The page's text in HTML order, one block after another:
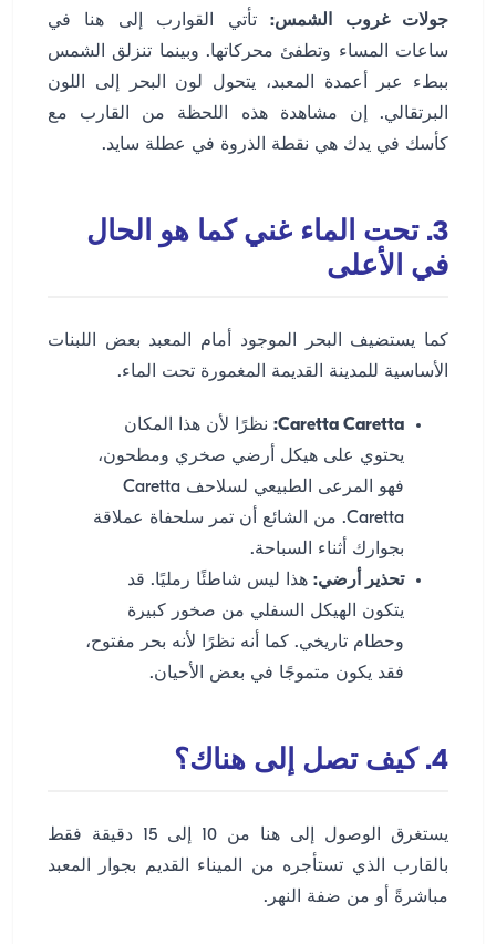
جولات غروب الشمس:تأتي القوارب إلى هنا في
ساعات المساء وتطفئ محركاتها. وبينما تنزلق الشمس
ببطء عبر أعمدة المعبد، يتحول لون البحر إلى اللون
البرتقالي. إن مشاهدة هذه اللحظة من القارب مع
كأسك في يدك هي نقطة الذروة في عطلة سايد.
3. تحت الماء غني كما هو الحال
في الأعلى
كما يستضيف البحر الموجود أمام المعبد بعض اللبنات
الأساسية للمدينة القديمة المغمورة تحت الماء.
Caretta Caretta:
نظرًا لأن هذا المكان
يحتوي على هيكل أرضي صخري ومطحون،
فهو المرعى الطبيعي لسلاحف Caretta
Caretta. من الشائع أن تمر سلحفاة عملاقة
بجوارك أثناء السباحة.
تحذير أرضي: هذا ليس شاطئًا رمليًا. قد
يتكون الهيكل السفلي من صخور كبيرة
وحطام تاريخي. كما أنه نظرًا لأنه بحر مفتوح،
فقد يكون متموجًا في بعض الأحيان.
4. كيف تصل إلى هناك؟
يستغرق الوصول إلى هنا من 10 إلى 15 دقيقة فقط
بالقارب الذي تستأجره من الميناء القديم بجوار المعبد
مباشرةً أو من ضفة النهر.